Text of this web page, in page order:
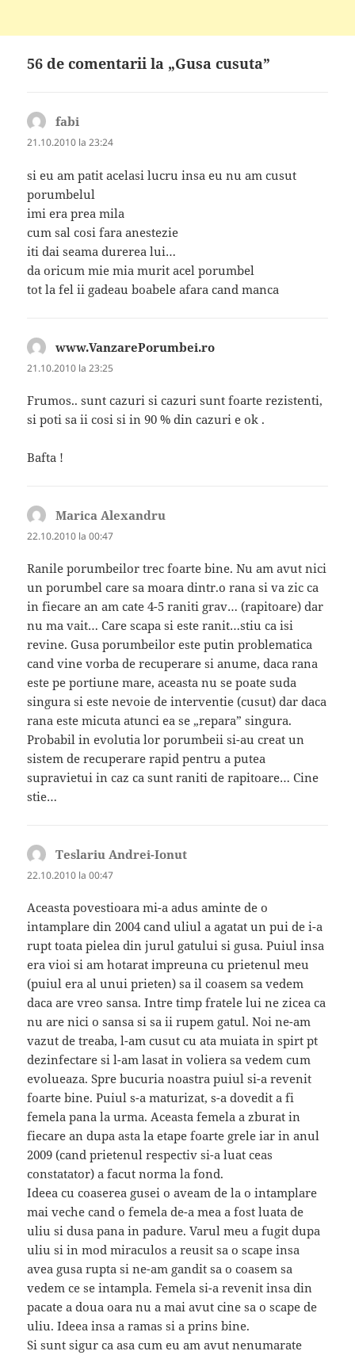
56 de comentarii la „Gusa cusuta”
fabi
21.10.2010 la 23:24
si eu am patit acelasi lucru insa eu nu am cusut
porumbelul
imi era prea mila
cum sal cosi fara anestezie
iti dai seama durerea lui…
da oricum mie mia murit acel porumbel
tot la fel ii gadeau boabele afara cand manca
www.VanzarePorumbei.ro
21.10.2010 la 23:25
Frumos.. sunt cazuri si cazuri sunt foarte rezistenti,
si poti sa ii cosi si in 90 % din cazuri e ok .
Bafta !
Marica Alexandru
22.10.2010 la 00:47
Ranile porumbeilor trec foarte bine. Nu am avut nici
un porumbel care sa moara dintr.o rana si va zic ca
in fiecare an am cate 4-5 raniti grav… (rapitoare) dar
nu ma vait… Care scapa si este ranit…stiu ca isi
revine. Gusa porumbeilor este putin problematica
cand vine vorba de recuperare si anume, daca rana
este pe portiune mare, aceasta nu se poate suda
singura si este nevoie de interventie (cusut) dar daca
rana este micuta atunci ea se „repara” singura.
Probabil in evolutia lor porumbeii si-au creat un
sistem de recuperare rapid pentru a putea
supravietui in caz ca sunt raniti de rapitoare… Cine
stie…
Teslariu Andrei-Ionut
22.10.2010 la 00:47
Aceasta povestioara mi-a adus aminte de o
intamplare din 2004 cand uliul a agatat un pui de i-a
rupt toata pielea din jurul gatului si gusa. Puiul insa
era vioi si am hotarat impreuna cu prietenul meu
(puiul era al unui prieten) sa il coasem sa vedem
daca are vreo sansa. Intre timp fratele lui ne zicea ca
nu are nici o sansa si sa ii rupem gatul. Noi ne-am
vazut de treaba, l-am cusut cu ata muiata in spirt pt
dezinfectare si l-am lasat in voliera sa vedem cum
evolueaza. Spre bucuria noastra puiul si-a revenit
foarte bine. Puiul s-a maturizat, s-a dovedit a fi
femela pana la urma. Aceasta femela a zburat in
fiecare an dupa asta la etape foarte grele iar in anul
2009 (cand prietenul respectiv si-a luat ceas
constatator) a facut norma la fond.
Ideea cu coaserea gusei o aveam de la o intamplare
mai veche cand o femela de-a mea a fost luata de
uliu si dusa pana in padure. Varul meu a fugit dupa
uliu si in mod miraculos a reusit sa o scape insa
avea gusa rupta si ne-am gandit sa o coasem sa
vedem ce se intampla. Femela si-a revenit insa din
pacate a doua oara nu a mai avut cine sa o scape de
uliu. Ideea insa a ramas si a prins bine.
Si sunt sigur ca asa cum eu am avut nenumarate